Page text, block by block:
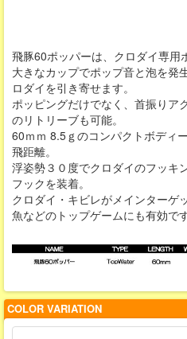
飛豚60ポッパーは、クロダイ専用
大きなカップでポップ音と泡を発
ロダイを引き寄せます。
ポッピングだけでなく、首振りア
のリトリーブも可能。
60ｍｍ 8.5ｇのコンパクトボディ
飛距離。
浮姿勢３０度でクロダイのフッキ
フックを装着。
クロダイ・キビレがメインターゲ
魚などのトップゲームにも有効です
COLOR VARIATION